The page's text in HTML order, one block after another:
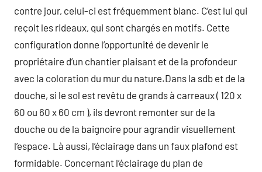
contre jour, celui-ci est fréquemment blanc. C’est lui qui
reçoit les rideaux, qui sont chargés en motifs. Cette
configuration donne l’opportunité de devenir le
propriétaire d’un chantier plaisant et de la profondeur
avec la coloration du mur du nature.Dans la sdb et de la
douche, si le sol est revêtu de grands à carreaux ( 120 x
60 ou 60 x 60 cm ), ils devront remonter sur de la
douche ou de la baignoire pour agrandir visuellement
l’espace. Là aussi, l’éclairage dans un faux plafond est
formidable. Concernant l’éclairage du plan de